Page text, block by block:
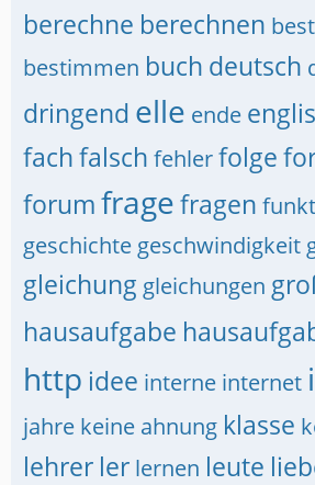
berechne berechnen
bestimmen buch deutsch
dringend elle ende
fachfalsch fehlerfolge
forumfragefragen
geschichte geschwindigkeit
gleichung gleichungen
hausaufgabe
http idee interne internet
jahre keine ahnung klasse
lehrer ler lernen leute